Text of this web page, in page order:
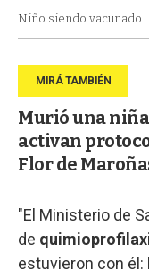
Niño siendo vacunado.
Murió una
activan
Flor de
"El Ministerio de
de
estuvieron con él: